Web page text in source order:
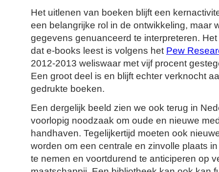
Het uitlenen van boeken blijft een
een belangrijke rol in de ontwikkeling, maar
gegevens genuanceerd te interpreteren.
dat e-books leest is volgens het Pew
2012-2013 weliswaar met vijf procent
Een groot deel is en blijft echter verknocht
gedrukte boeken.
Een dergelijk beeld zien we ook terug in
voorlopig noodzaak om oude en nieuwe
handhaven. Tegelijkertijd moeten ook
worden om een centrale en zinvolle plaats
te nemen en voortdurend te anticiperen op